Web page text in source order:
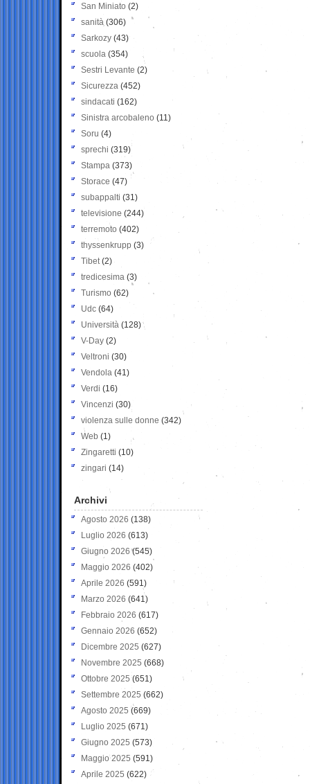
San Miniato (2)
sanità (306)
Sarkozy (43)
scuola (354)
Sestri Levante (2)
Sicurezza (452)
sindacati (162)
Sinistra arcobaleno (11)
Soru (4)
sprechi (319)
Stampa (373)
Storace (47)
subappalti (31)
televisione(244)
terremoto (402)
thyssenkrupp (3)
Tibet(2)
tredicesima (3)
Turismo (62)
Udc (64)
Università (128)
V-Day (2)
Veltroni (30)
Vendola (41)
Verdi (16)
Vincenzi (30)
violenza sulle donne (342)
Web (1)
Zingaretti (10)
zingari (14)
Archivi
Agosto 2026 (138)
Luglio 2026 (613)
Giugno 2026 (545)
Maggio 2026 (402)
Aprile 2026 (591)
Marzo 2026 (641)
Febbraio 2026 (617)
Gennaio 2026 (652)
Dicembre 2025 (627)
Novembre 2025 (668)
Ottobre 2025 (651)
Settembre 2025 (662)
Agosto 2025 (669)
Luglio 2025 (671)
Giugno 2025 (573)
Maggio 2025 (591)
Aprile 2025 (622)